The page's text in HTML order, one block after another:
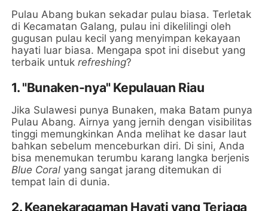
Pulau Abang bukan sekadar pulau biasa. Terletak
di Kecamatan Galang, pulau ini dikelilingi oleh
gugusan pulau kecil yang menyimpan kekayaan
hayati luar biasa. Mengapa spot ini disebut yang
terbaik untukrefreshing?
1. "Bunaken-nya" Kepulauan Riau
Jika Sulawesi punya Bunaken, maka Batam punya
Pulau Abang. Airnya yang jernih dengan visibilitas
tinggi memungkinkan Anda melihat ke dasar laut
bahkan sebelum menceburkan diri. Di sini, Anda
bisa menemukan terumbu karang langka berjenis
Blue Coral yang sangat jarang ditemukan di
tempat lain di dunia.
2. Keanekaragaman Hayati yang Terjaga